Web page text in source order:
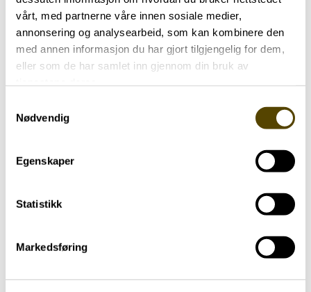
vårt, med partnerne våre innen sosiale medier,
annonsering og analysearbeid, som kan kombinere den
med annen informasjon du har gjort tilgjengelig for dem,
eller som de har samlet inn gjennom din bruk av
Nødvendig
Egenskaper
Statistikk
Markedsføring
Har parkinson
Trening
Yngre med parkinson
Styret i Innlandet
Leder